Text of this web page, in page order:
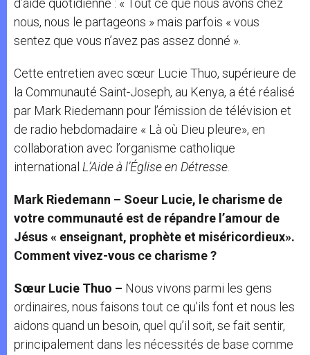
d’aide quotidienne : « Tout ce que nous avons chez
nous, nous le partageons » mais parfois « vous
sentez que vous n’avez pas assez donné ».
Cette entretien avec sœur Lucie Thuo, supérieure de
la Communauté Saint-Joseph, au Kenya, a été réalisé
par Mark Riedemann pour l’émission de télévision et
de radio hebdomadaire « Là où Dieu pleure», en
collaboration avec l’organisme catholique
international L’Aide à l’Église en Détresse
Mark Riedemann – Soeur Lucie, le charisme de
votre communauté est de répandre l’amour de
Jésus « enseignant, prophète et miséricordieux».
Comment vivez-vous ce charisme ?
Sœur Lucie Thuo – Nous vivons parmi les gens
ordinaires, nous faisons tout ce qu’ils font et nous les
aidons quand un besoin, quel qu’il soit, se fait sentir,
principalement dans les nécessités de base comme